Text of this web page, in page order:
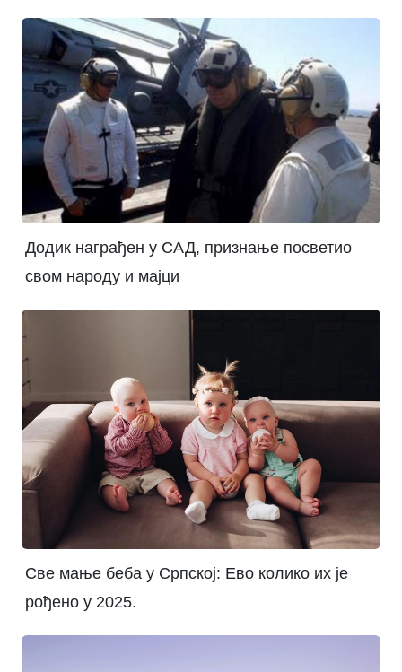
Додик награђен у САД, признање посветио
свом народу и мајци
Све мање беба у Српској: Ево колико их је
рођено у 2025.